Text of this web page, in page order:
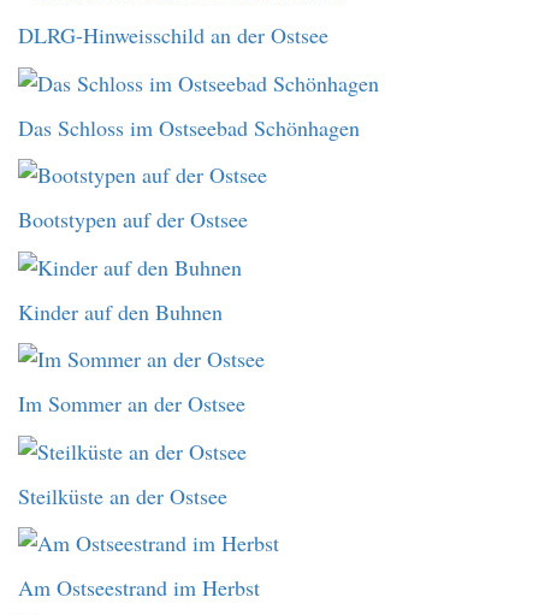
DLRG-Hinweisschild an der Ostsee
Das Schloss im Ostseebad Schönhagen
Bootstypen auf der Ostsee
Kinder auf den Buhnen
Im Sommer an der Ostsee
Steilküste an der Ostsee
Am Ostseestrand im Herbst